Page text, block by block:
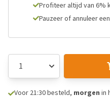
Profiteer altijd van 6%
Pauzeer of annuleer
Voor 21:30 besteld, morgen in